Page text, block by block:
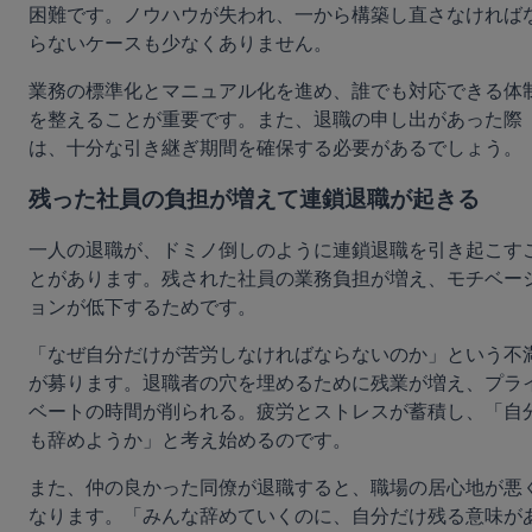
困難です。ノウハウが失われ、一から構築し直さなければ
らないケースも少なくありません。
業務の標準化とマニュアル化を進め、誰でも対応できる体
を整えることが重要です。また、退職の申し出があった際
は、十分な引き継ぎ期間を確保する必要があるでしょう。
残った社員の負担が増えて連鎖退職が起きる
一人の退職が、ドミノ倒しのように連鎖退職を引き起こす
とがあります。残された社員の業務負担が増え、モチベー
ョンが低下するためです。
「なぜ自分だけが苦労しなければならないのか」という不
が募ります。退職者の穴を埋めるために残業が増え、プラ
ベートの時間が削られる。疲労とストレスが蓄積し、「自
も辞めようか」と考え始めるのです。
また、仲の良かった同僚が退職すると、職場の居心地が悪
なります。「みんな辞めていくのに、自分だけ残る意味が